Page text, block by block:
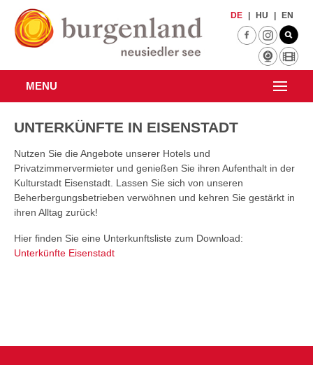
Zum Hauptinhalt springen
DE HU EN
MENU
UNTERKÜNFTE IN EISENSTADT
Nutzen Sie die Angebote unserer Hotels und
Privatzimmervermieter und genießen Sie ihren Aufenthalt in der
Kulturstadt Eisenstadt. Lassen Sie sich von unseren
Beherbergungsbetrieben verwöhnen und kehren Sie gestärkt in
ihren Alltag zurück!
Hier finden Sie eine Unterkunftsliste zum Download:
Unterkünfte Eisenstadt